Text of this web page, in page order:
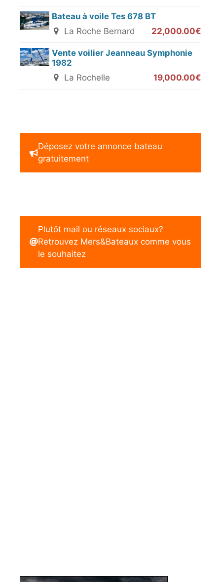
Bateau à voile Tes 678 BT
La Roche Bernard
22,000.00€
Vente voilier Jeanneau Symphonie
1982
La Rochelle
19,000.00€
Déposez votre annonce bateau
gratuitement
Plutôt mail ou réseaux sociaux?
Retrouvez Mers&Bateaux comme vous
le souhaitez